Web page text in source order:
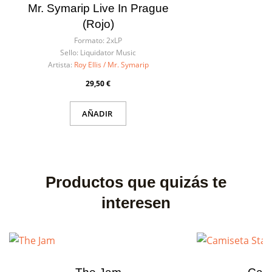
Mr. Symarip Live In Prague
(rojo)
Formato: 2xLP
Sello: Liquidator Music
Artista: Roy Ellis / Mr. Symarip
29,50 €
AÑADIR
Productos que quizás te
interesen